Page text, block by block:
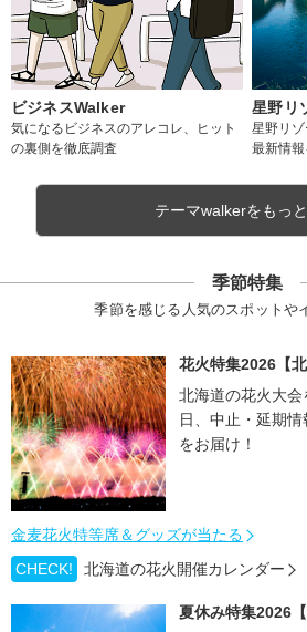
ビジネスWalker
気になるビジネスのアレコレ、ヒット
の裏側を徹底調査
星野リ
星野リ
最新情報
テーマwalkerをもっ
季節特集
季節を感じる人気のスポットや
花火特集2026【北
北海道の花火大
日、中止・延期
をお届け！
金麦花火特等席＆グッズが当たる
CHECK!
北海道の花火開催カレンダー
夏休み特集2026【